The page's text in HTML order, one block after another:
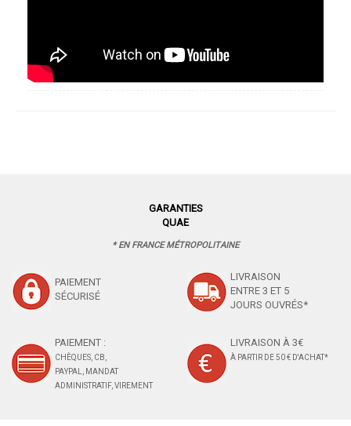
GARANTIES
QUAE
* EN FRANCE MÉTROPOLITAINE
PAIEMENT
SÉCURISÉ
LIVRAISON
ENTRE 3 ET 5
JOURS OUVRÉS*
PAIEMENT :
CHÈQUES, CB,
PAYPAL, MANDAT
ADMINISTRATIF, VIREMENT
LIVRAISON À 3€
À PARTIR DE 50 € D'ACHAT*